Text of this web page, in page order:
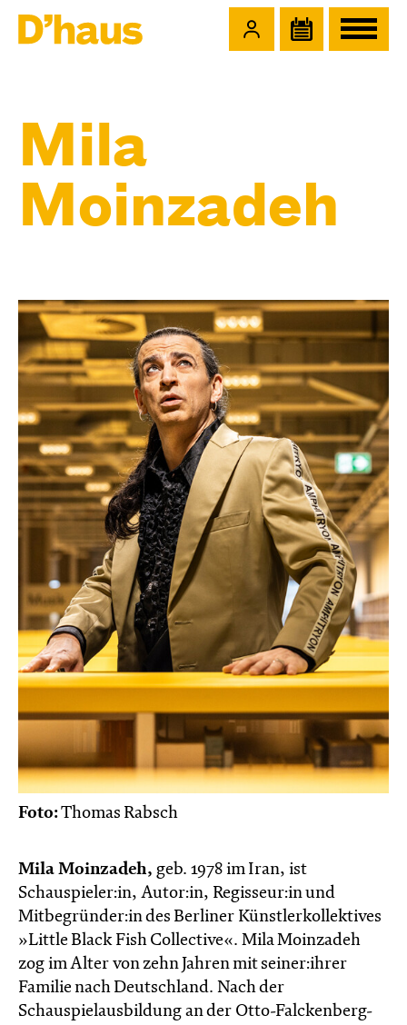
Mila
Moinzadeh
Foto:Thomas Rabsch
Mila Moinzadeh, geb. 1978 im Iran, ist
Schauspieler:in, Autor:in, Regisseur:in und
Mitbegründer:in des Berliner Künstlerkollektives
»Little Black Fish Collective«. Mila Moinzadeh
zog im Alter von zehn Jahren mit seiner:ihrer
Familie nach Deutschland. Nach der
Schauspielausbildung an der Otto-Falckenberg-